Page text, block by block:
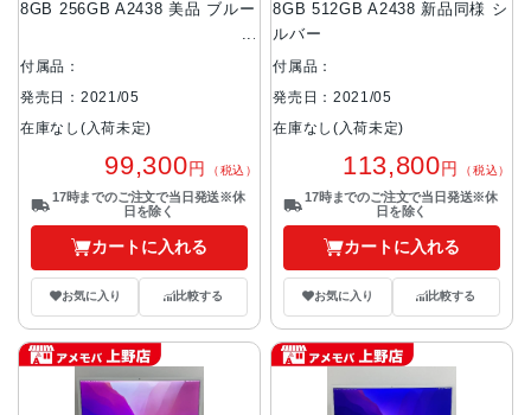
8GB 256GB A2438 美品 ブルー
付属品：
発売日：2021/05
在庫なし(入荷未定)
99,300円 （税込）
17時までのご注文で当日発送※休
日を除く
カートに入れる
お気に入り 比較する
8GB 512GB A2438 新品同様 シ
ルバー
付属品：
発売日：2021/05
在庫なし(入荷未定)
113,800円 （税込）
17時までのご注文で当日発送※休
日を除く
カートに入れる
お気に入り 比較する